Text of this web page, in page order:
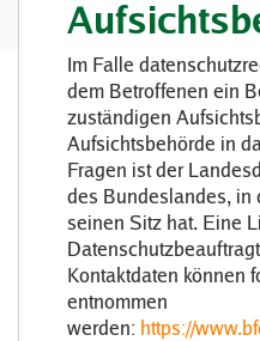
Im Falle
dem Betroffenen ein
zuständigen
Aufsichtsbehörde in
Fragen ist der
des Bundeslandes, in
seinen Sitz hat. Eine
Kontaktdaten können
entnommen
werden: https://